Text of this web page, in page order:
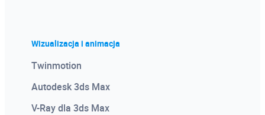
Wizualizacja i animacja
Twinmotion
Autodesk 3ds Max
V-Ray dla 3ds Max